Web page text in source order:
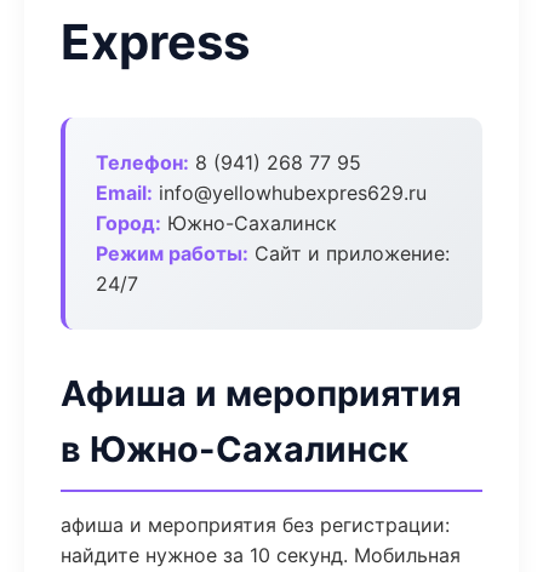
Express
Телефон: 8 (941) 268 77 95
Email: info@yellowhubexpres629.ru
Город: Южно-Сахалинск
Режим работы: Сайт и приложение:
24/7
Афиша и мероприятия
в Южно-Сахалинск
афиша и мероприятия без регистрации:
найдите нужное за 10 секунд. Мобильная